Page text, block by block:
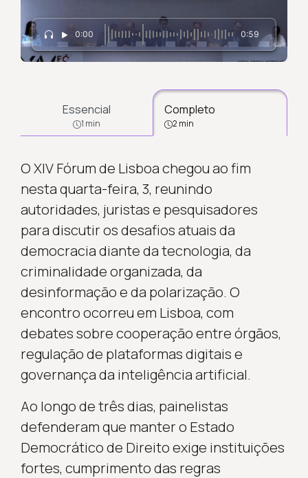
0:00 0:59
Essencial
1 min
Completo
2 min
O XIV Fórum de Lisboa chegou ao fim
nesta quarta-feira, 3, reunindo
autoridades, juristas e pesquisadores
para discutir os desafios atuais da
democracia diante da tecnologia, da
criminalidade organizada, da
desinformação e da polarização. O
encontro ocorreu em Lisboa, com
debates sobre cooperação entre órgãos,
regulação de plataformas digitais e
governança da inteligência artificial.
Ao longo de três dias, painelistas
defenderam que manter o Estado
Democrático de Direito exige instituições
fortes, cumprimento das regras